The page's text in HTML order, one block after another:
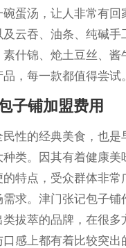
蛋汤，让人非常有回
云吞、油条、纯碱手
素什锦、炝土豆丝、酱
，每一款都值得尝试。
子铺加盟费用
性的经典美食，也是
类。因其有着健康美
特点，受众群体非常
求。津门张记包子铺
拔萃的品牌，在很多
感上都有着比较突出